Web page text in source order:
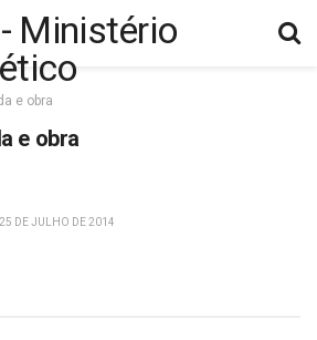
e obra
e obra
25 DE JULHO DE 2014